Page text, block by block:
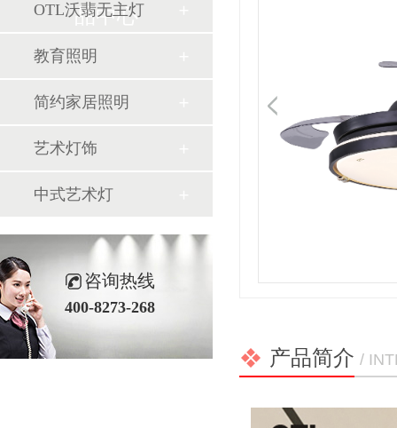
品中心
OTL沃翡无主灯
教育照明
简约家居照明
艺术灯饰
中式艺术灯
咨询热线
400-8273-268
产品简介 /